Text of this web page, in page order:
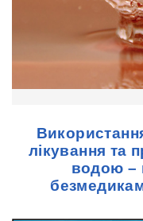
лікування та
водою –